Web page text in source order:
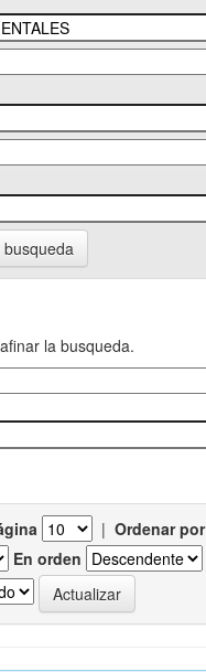
la busqueda.
| Ordenar por
En orden